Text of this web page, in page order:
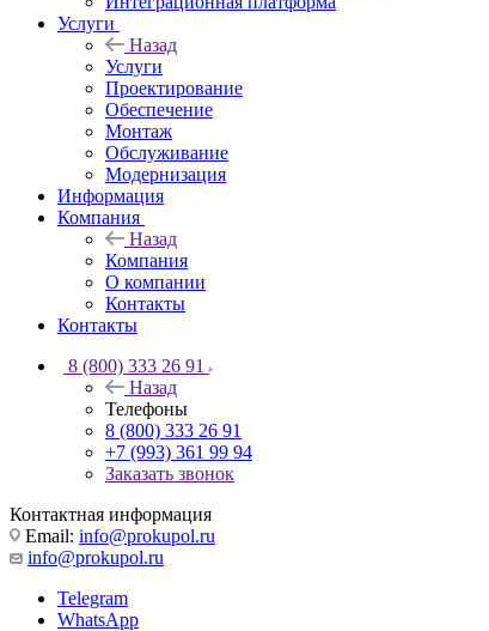
Услуги
Назад
Услуги
Проектирование
Обеспечение
Монтаж
Обслуживание
Модернизация
Информация
Компания
Назад
Компания
О компании
Контакты
Контакты
8 (800) 333 26 91
Назад
Телефоны
8 (800) 333 26 91
+7 (993) 361 99 94
Заказать звонок
Контактная информация
Email: info@prokupol.ru
info@prokupol.ru
Telegram
WhatsApp